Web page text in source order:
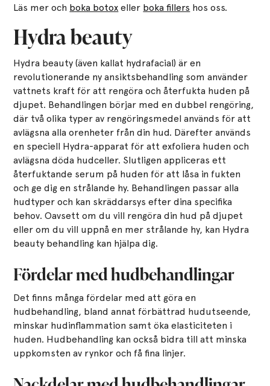
Läs mer och boka botox eller boka fillers hos oss.
Hydra beauty
Hydra beauty (även kallat hydrafacial) är en
revolutionerande ny ansiktsbehandling som använder
vattnets kraft för att rengöra och återfukta huden på
djupet. Behandlingen börjar med en dubbel rengöring,
där två olika typer av rengöringsmedel används för att
avlägsna alla orenheter från din hud. Därefter används
en speciell Hydra-apparat för att exfoliera huden och
avlägsna döda hudceller. Slutligen appliceras ett
återfuktande serum på huden för att låsa in fukten
och ge dig en strålande hy. Behandlingen passar alla
hudtyper och kan skräddarsys efter dina specifika
behov. Oavsett om du vill rengöra din hud på djupet
eller om du vill uppnå en mer strålande hy, kan Hydra
beauty behandling kan hjälpa dig.
Fördelar med hudbehandlingar
Det finns många fördelar med att göra en
hudbehandling, bland annat förbättrad hudutseende,
minskar hudinflammation samt öka elasticiteten i
huden. Hudbehandling kan också bidra till att minska
uppkomsten av rynkor och få fina linjer.